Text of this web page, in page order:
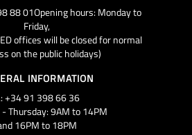
88 01Opening hours: Monday to
Friday,
offices will be closed for normal
on the public holidays)
INFORMATION
+34 91 398 66 36
Thursday: 9AM to 14PM
16PM to 18PM